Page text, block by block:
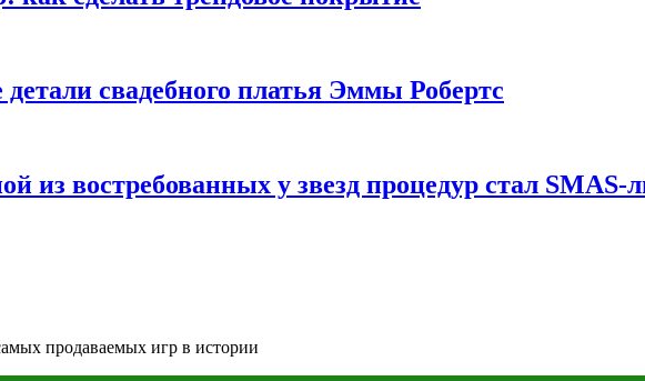
свадебного платья Эммы Робертс
из востребованных у звезд процедур стал SMAS-
продаваемых игр в истории